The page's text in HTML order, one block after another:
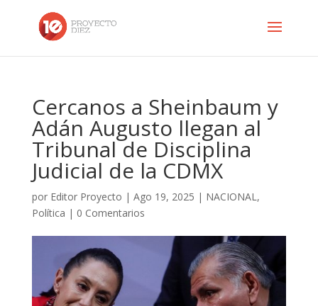
Cercanos a Sheinbaum y
Adán Augusto llegan al
Tribunal de Disciplina
Judicial de la CDMX
por Editor Proyecto | Ago 19, 2025 | NACIONAL,
Política | 0 Comentarios